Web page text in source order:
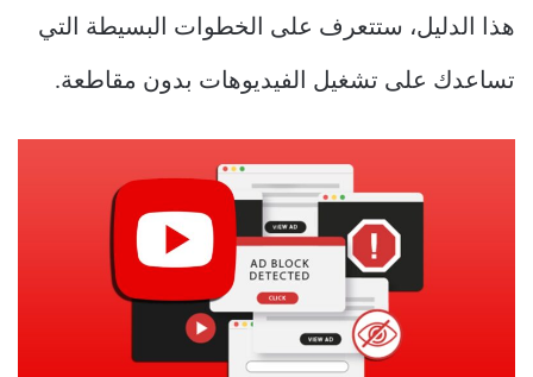
هذا الدليل، ستتعرف على الخطوات البسيطة التي
تساعدك على تشغيل الفيديوهات بدون مقاطعة.